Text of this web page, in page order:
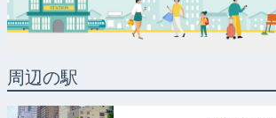
周辺の駅